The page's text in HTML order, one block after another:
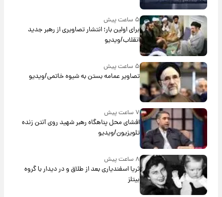
۵ ساعت پیش
برای اولین بار؛ انتشار تصاویری از رهبر جدید
انقلاب/ویدیو
۵ ساعت پیش
تصاویر عمامه بستن به شیوه خاتمی/ویدیو
۷ ساعت پیش
افشای محل پناهگاه‌ رهبر شهید روی آنتن زنده
تلویزیون/ویدیو
۸ ساعت پیش
ثریا اسفندیاری بعد از طلاق و در دیدار با گروه
بیتلز